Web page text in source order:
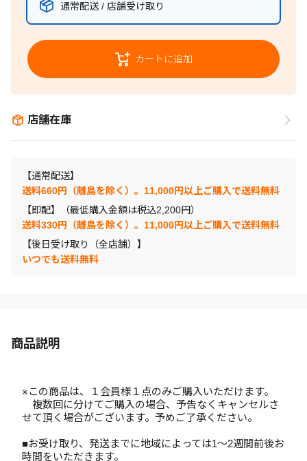
通常配送 / 店舗受け取り
カートに追加
店舗在庫
【通常配送】
送料660円（離島を除く）。11,000円以上ご購入で送料無料
【即配】（最低購入金額は税込2,200円）
送料330円（離島を除く）。11,000円以上ご購入で送料無料
【後日受け取り（全店舗）】
いつでも送料無料
商品説明
※この商品は、１会員様１点のみご購入いただけます。
複数回に分けてご購入の場合、予告なくキャンセルさ
せて頂く場合がございます。予めご了承ください。
■お受け取り、発送までに地域によっては1～2週間前後お
時間をいただきます。